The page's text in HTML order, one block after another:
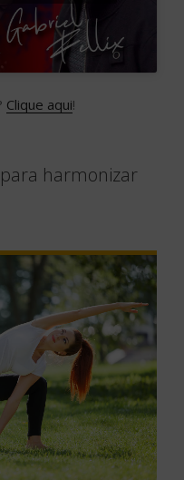
Clique aqui!
harmonizar